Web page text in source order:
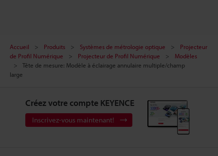
Accueil Produits Systèmes de métrologie optique
Projecteur
de Profil Numérique
Projecteur de Profil Numérique
Modèles
Tête de mesure: Modèle à éclairage annulaire multiple/champ
large
Créez votre compte KEYENCE
Inscrivez-vous maintenant!